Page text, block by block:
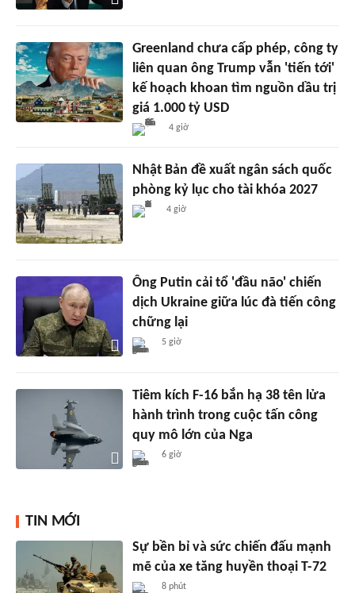
Greenland chưa cấp phép, công ty
liên quan ông Trump vẫn 'tiến tới'
kế hoạch khoan tìm nguồn dầu trị
giá 1.000 tỷ USD
4 giờ
Nhật Bản đề xuất ngân sách quốc
phòng kỷ lục cho tài khóa 2027
4 giờ
Ông Putin cải tổ 'đầu não' chiến
dịch Ukraine giữa lúc đà tiến công
chững lại
5 giờ
Tiêm kích F-16 bắn hạ 38 tên lửa
hành trình trong cuộc tấn công
quy mô lớn của Nga
6 giờ
TIN MỚI
Sự bền bỉ và sức chiến đấu mạnh
mẽ của xe tăng huyền thoại T-72
8 phút